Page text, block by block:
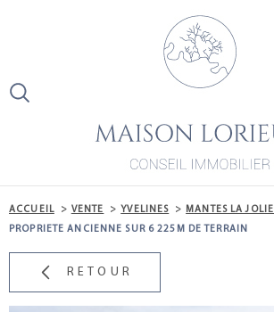
ACCUEIL VENTE YVELINES MANTES LA JOLIE
PROPRIETE ANCIENNE SUR 6 225M DE TERRAIN
RETOUR